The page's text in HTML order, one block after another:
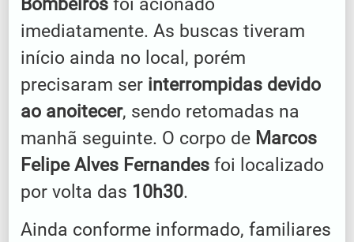
imediatamente. As buscas tiveram
início ainda no local, porém
precisaram ser interrompidas devido
ao anoitecer, sendo retomadas na
manhã seguinte. O corpo de Marcos
Felipe Alves Fernandes foi localizado
por volta das 10h30.
Ainda conforme informado, familiares